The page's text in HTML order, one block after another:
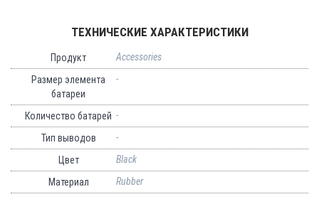
ТЕХНИЧЕСКИЕ ХАРАКТЕРИСТИКИ
Продукт
Accessories
Размер элемента
батареи
-
Количество батарей -
Тип выводов
-
Цвет
Black
Материал
Rubber